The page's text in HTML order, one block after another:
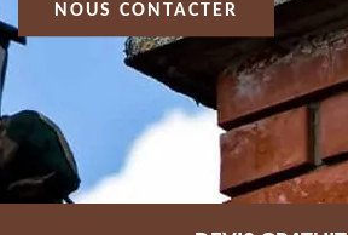
NOUS CONTACTER